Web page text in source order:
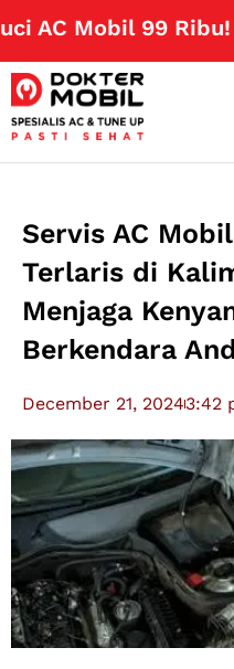
Mobil 99 Ribu!Klik
Servis AC
Terlaris di
Menjaga
Berkendara
December 21, 20243:42